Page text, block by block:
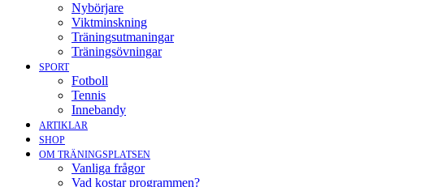
Nybörjare
Viktminskning
Träningsutmaningar
Träningsövningar
SPORT
Fotboll
Tennis
Innebandy
ARTIKLAR
SHOP
OM TRÄNINGSPLATSEN
Vanliga frågor
Vad kostar programmen?